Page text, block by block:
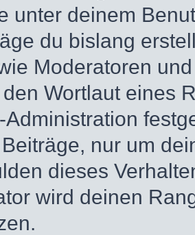
unter deinem
du bislang
Moderatoren
Wortlaut eines
Administration
nur um
dieses
wird deinen